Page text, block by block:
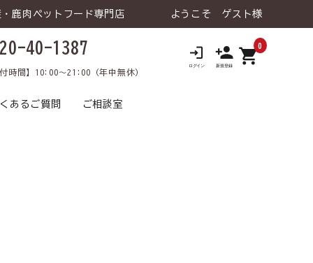
・鹿肉ペットフード専門店 ようこそ ゲスト様
40-1387
付時間】10:00～21:00（年中無休）
shopping_cart0
あるご質問 ご相談室